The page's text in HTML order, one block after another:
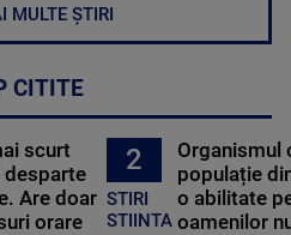
MULTE ȘTIRI
CITITE
scurt
desparte
Are doar
orare
2
STIRI
STIINTA
Organismul
populație
o abilitate
oamenilor